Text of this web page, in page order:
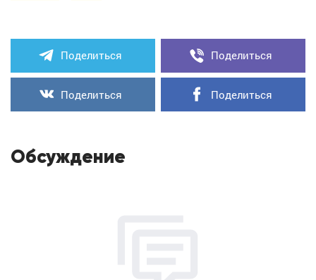
Поделиться Поделиться
Поделиться Поделиться
Обсуждение